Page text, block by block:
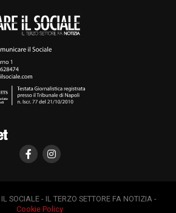
SOCIALE - IL TERZO SETTORE FA NOTIZIA -
Cookie Policy